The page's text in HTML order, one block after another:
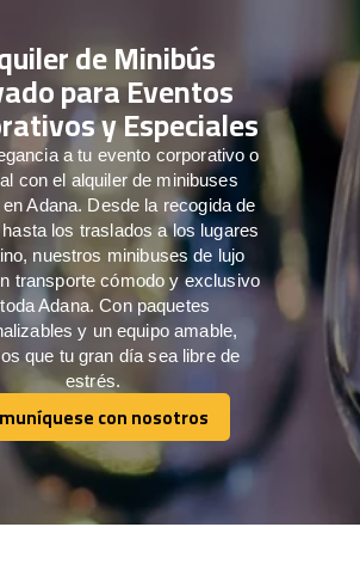
de Minibús
para Eventos
y Especiales
a tu evento corporativo o
con el alquiler de minibuses
Adana. Desde la recogida de
los traslados a los lugares
nuestros minibuses de lujo
transporte cómodo y exclusivo
Adana. Con paquetes
y un equipo amable,
que tu gran día sea libre de
estrés.
con nosotros
con nosotros